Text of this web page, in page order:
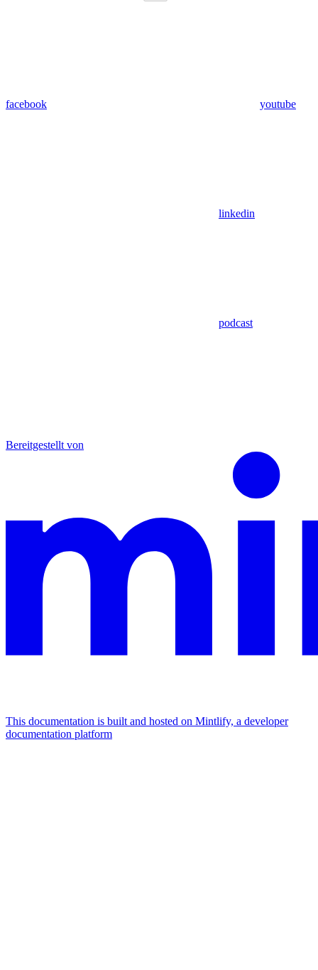
facebook youtube
linkedin
podcast
Bereitgestellt von
This documentation is built and hosted on Mintlify, a developer
documentation platform